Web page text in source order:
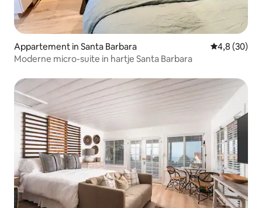
Appartement in Santa Barbara Gemiddelde
4,8 (30)
Moderne micro-suite in hartje Santa Barbara